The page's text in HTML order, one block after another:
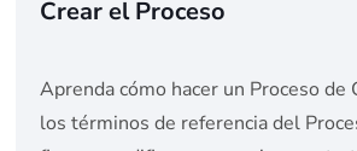
Crear el Proceso
Aprenda cómo hacer un Proceso
los términos de referencia del